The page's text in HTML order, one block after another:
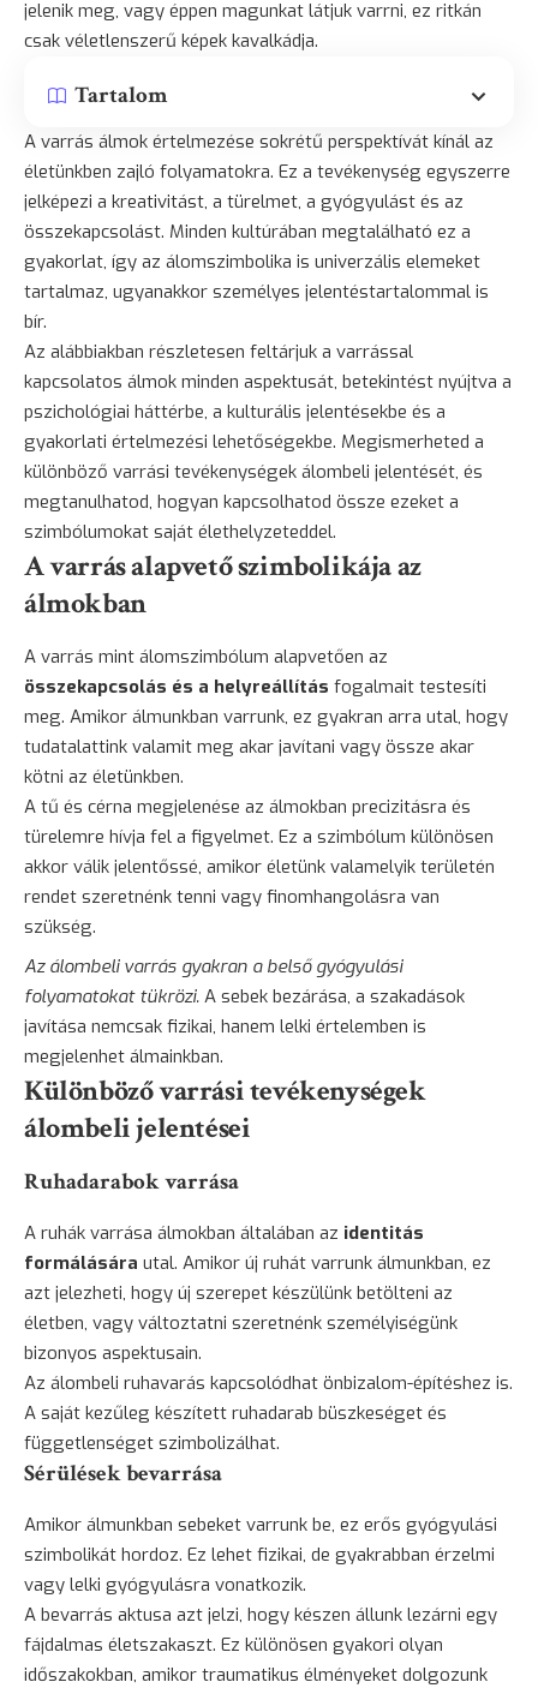
jelenik meg, vagy éppen magunkat látjuk varrni, ez ritkán
csak véletlenszerű képek kavalkádja.
Tartalom
A varrás álmok értelmezése sokrétű perspektívát kínál az
életünkben zajló folyamatokra. Ez a tevékenység egyszerre
jelképezi a kreativitást, a türelmet, a gyógyulást és az
összekapcsolást. Minden kultúrában megtalálható ez a
gyakorlat, így az álomszimbolika is univerzális elemeket
tartalmaz, ugyanakkor személyes jelentéstartalommal is
bír.
Az alábbiakban részletesen feltárjuk a varrással
kapcsolatos álmok minden aspektusát, betekintést nyújtva a
pszichológiai háttérbe, a kulturális jelentésekbe és a
gyakorlati értelmezési lehetőségekbe. Megismerheted a
különböző varrási tevékenységek álombeli jelentését, és
megtanulhatod, hogyan kapcsolhatod össze ezeket a
szimbólumokat saját élethelyzeteddel.
A varrás alapvető szimbolikája az
álmokban
A varrás mint álomszimbólum alapvetően az
összekapcsolás és a helyreállítás fogalmait testesíti
meg. Amikor álmunkban varrunk, ez gyakran arra utal, hogy
tudatalattink valamit meg akar javítani vagy össze akar
kötni az életünkben.
A tű és cérna megjelenése az álmokban precizitásra és
türelemre hívja fel a figyelmet. Ez a szimbólum különösen
akkor válik jelentőssé, amikor életünk valamelyik területén
rendet szeretnénk tenni vagy finomhangolásra van
szükség.
Az álombeli varrás gyakran a belső gyógyulási
folyamatokat tükrözi. A sebek bezárása, a szakadások
javítása nemcsak fizikai, hanem lelki értelemben is
megjelenhet álmainkban.
Különböző varrási tevékenységek
álombeli jelentései
Ruhadarabok varrása
A ruhák varrása álmokban általában az identitás
formálására utal. Amikor új ruhát varrunk álmunkban, ez
azt jelezheti, hogy új szerepet készülünk betölteni az
életben, vagy változtatni szeretnénk személyiségünk
bizonyos aspektusain.
Az álombeli ruhavarás kapcsolódhat önbizalom-építéshez is.
A saját kezűleg készített ruhadarab büszkeséget és
függetlenséget szimbolizálhat.
Sérülések bevarrása
Amikor álmunkban sebeket varrunk be, ez erős gyógyulási
szimbolikát hordoz. Ez lehet fizikai, de gyakrabban érzelmi
vagy lelki gyógyulásra vonatkozik.
A bevarrás aktusa azt jelzi, hogy készen állunk lezárni egy
fájdalmas életszakaszt. Ez különösen gyakori olyan
időszakokban, amikor traumatikus élményeket dolgozunk